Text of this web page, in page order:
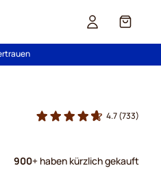
Cart
4.7(733)
900+ haben kürzlich gekauft